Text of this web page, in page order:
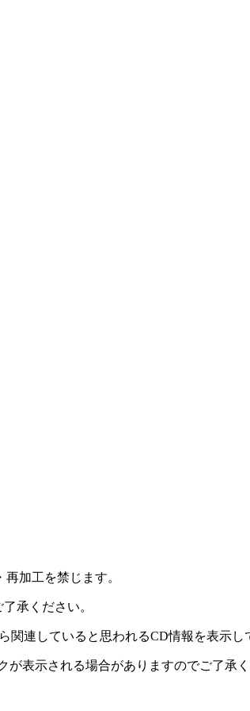
加工を禁じます。
承ください。
関連していると思われるCD情報を表示し
表示される場合がありますのでご了承く